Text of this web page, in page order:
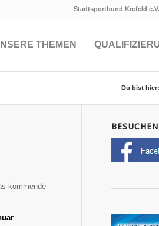
Stadtsportbund Krefeld e.V.
THEMEN
Du bist hier:
kommende